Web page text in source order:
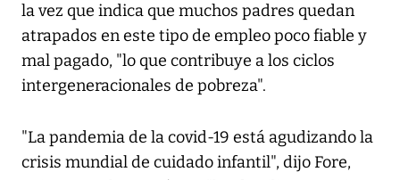
la vez que indica que muchos padres quedan
atrapados en este tipo de empleo poco fiable y
mal pagado, "lo que contribuye a los ciclos
intergeneracionales de pobreza".
"La pandemia de la covid-19 está agudizando la
crisis mundial de cuidado infantil", dijo Fore,